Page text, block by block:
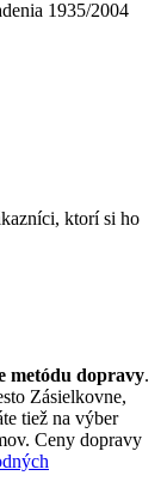
1935/2004
ktorí si ho
metódu dopravy.
Zásielkovne,
tiež na výber
Ceny dopravy